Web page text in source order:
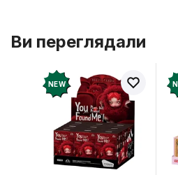
Ви переглядали
NEW